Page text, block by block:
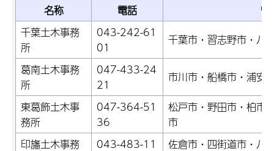
名称
電話
管
千葉土木事務
所
043-242-61
01
千葉市・習志野市・八
葛南土木事務
所
047-433-24
21
市川市・船橋市・浦安
東葛飾土木事
務所
047-364-51
36
松戸市・野田市・柏市
市
印旛土木事務
043-483-11
佐倉市・四街道市・八